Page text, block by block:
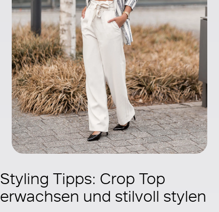
Styling Tipps: Crop Top
erwachsen und stilvoll stylen